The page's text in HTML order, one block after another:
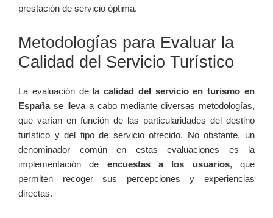
prestación de servicio óptima.
Metodologías para Evaluar la
Calidad del Servicio Turístico
La evaluación de lacalidad del servicio en turismo en
Españase lleva a cabo mediante diversas metodologías,
que varían en función de las particularidades del destino
turístico y del tipo de servicio ofrecido. No obstante, un
denominador común en estas evaluaciones es la
implementación de encuestas a los usuarios, que
permiten recoger sus percepciones y experiencias
directas.